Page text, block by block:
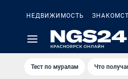
НЕДВИЖИМОСТЬ
Тест по мурaлaм Что